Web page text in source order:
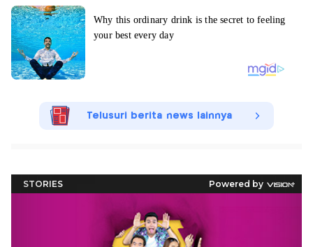
Telusuri berita news lainnya